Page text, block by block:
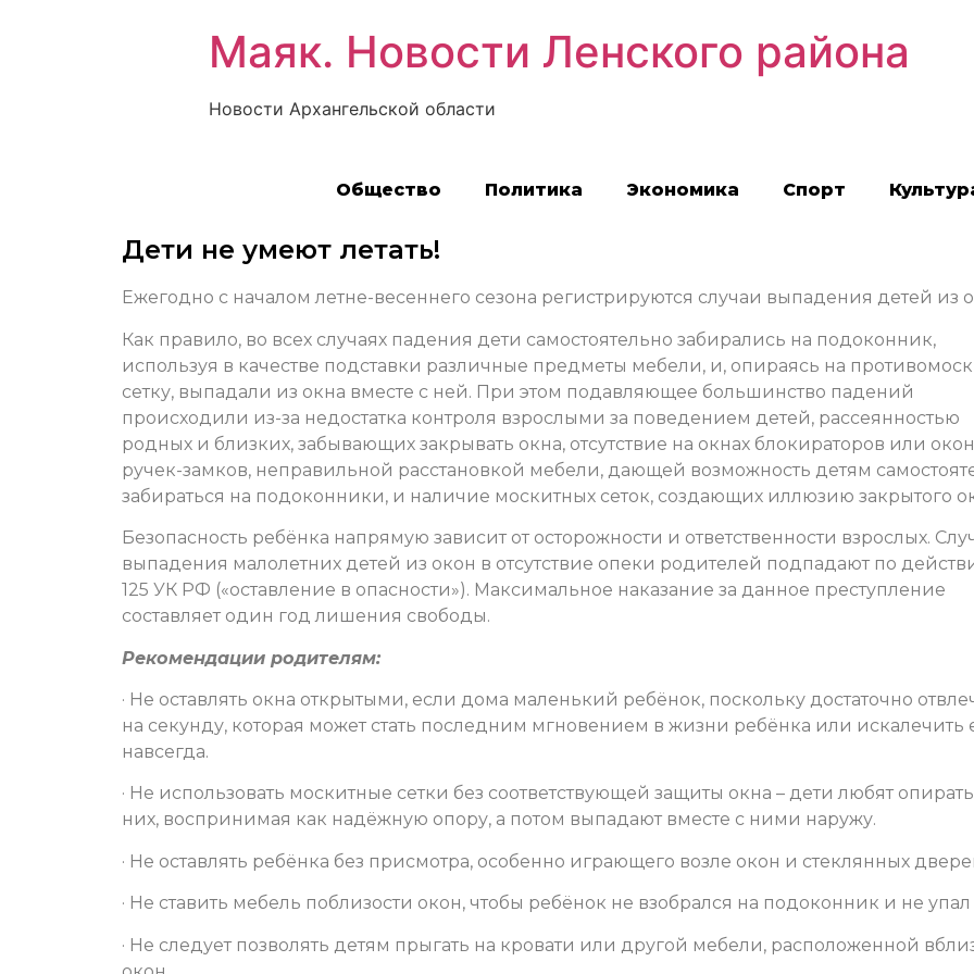
Маяк. Новости Ленского района
Новости Архангельской области
Общество Политика Экономика Спорт
Дети не умеют летать!
Ежегодно с началом летне-весеннего сезона регистрируются случаи выпадения детей из
Как правило, во всех случаях падения дети самостоятельно забирались на подоконник,
используя в качестве подставки различные предметы мебели, и, опираясь на
сетку, выпадали из окна вместе с ней. При этом подавляющее большинство падений
происходили из-за недостатка контроля взрослыми за поведением детей, рассеянностью
родных и близких, забывающих закрывать окна, отсутствие на окнах блокираторов или
ручек-замков, неправильной расстановкой мебели, дающей возможность детям
забираться на подоконники, и наличие москитных сеток, создающих иллюзию закрытого
Безопасность ребёнка напрямую зависит от осторожности и ответственности взрослых.
выпадения малолетних детей из окон в отсутствие опеки родителей подпадают по
125 УК РФ («оставление в опасности»). Максимальное наказание за данное преступление
составляет один год лишения свободы.
Рекомендации родителям:
· Не оставлять окна открытыми, если дома маленький ребёнок, поскольку достаточно
на секунду, которая может стать последним мгновением в жизни ребёнка или искалечить
навсегда.
· Не использовать москитные сетки без соответствующей защиты окна – дети любят
них, воспринимая как надёжную опору, а потом выпадают вместе с ними наружу.
· Не оставлять ребёнка без присмотра, особенно играющего возле окон и стеклянных
· Не ставить мебель поблизости окон, чтобы ребёнок не взобрался на подоконник и не
· Не следует позволять детям прыгать на кровати или другой мебели, расположенной